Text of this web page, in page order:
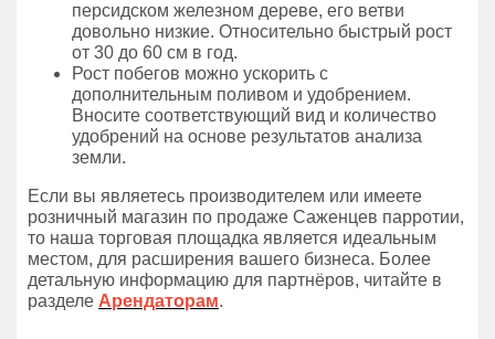
персидском железном дереве, его ветви
довольно низкие. Относительно быстрый рост
от 30 до 60 см в год.
Рост побегов можно ускорить с
дополнительным поливом и удобрением.
Вносите соответствующий вид и количество
удобрений на основе результатов анализа
земли.
Если вы являетесь производителем или имеете
розничный магазин по продаже Саженцев парротии,
то наша торговая площадка является идеальным
местом, для расширения вашего бизнеса. Более
детальную информацию для партнёров, читайте в
разделе Арендаторам.